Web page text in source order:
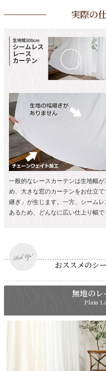
実際の
一般的なレースカーテンは生地幅
め、大きな窓のカーテンをお仕立
継ぎ」が生じます。一方、シーム
あるため、どんなに広い仕上り幅
おススメのシ
無地の
Plain